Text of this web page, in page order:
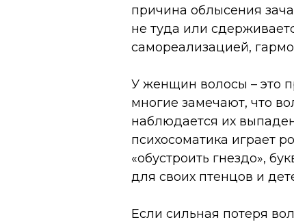
причина облысения
не туда или
самореализацией,
У женщин волосы – это
многие замечают, что
наблюдается их
психосоматика играет
«обустроить гнездо»,
для своих птенцов и
Если сильная потеря